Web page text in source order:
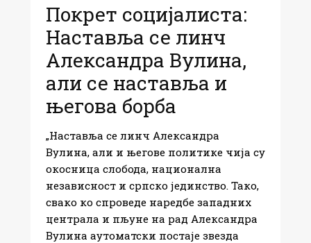
Покрет социјалиста:
Наставља се линч
Александра Вулина,
али се наставља и
његова борба
„Наставља се линч Александра
Вулина, али и његове политике чија су
окосница слобода, национална
независност и српско јединство. Тако,
свако ко спроведе наредбе западних
централа и пљуне на рад Александра
Вулина аутоматски постаје звезда